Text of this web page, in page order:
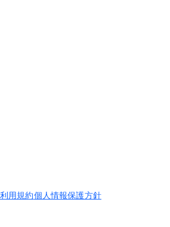
利用規約個人情報保護方針